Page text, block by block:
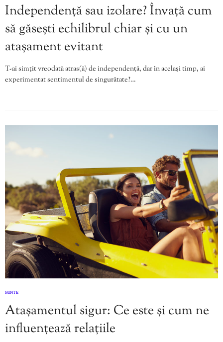
Independență sau izolare? Învață cum
să găsești echilibrul chiar și cu un
atașament evitant
T-ai simțit vreodată atras(ă) de independență, dar în același timp, ai
experimentat sentimentul de singurătate?…
MINTE
Atașamentul sigur: Ce este și cum ne
influențează relațiile